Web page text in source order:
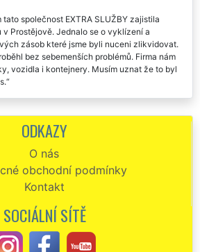
tato společnost EXTRA SLUŽBY zajistila
Prostějově. Jednalo se o vyklízení a
zásob které jsme byli nuceni zlikvidovat.
bez sebemenších problémů. Firma nám
vozidla i kontejnery. Musím uznat že to byl
velmi odborně a profesionálně. Doporučuji
ODKAZY
O nás
obchodní podmínky
Kontakt
SOCIÁLNÍ SÍTĚ